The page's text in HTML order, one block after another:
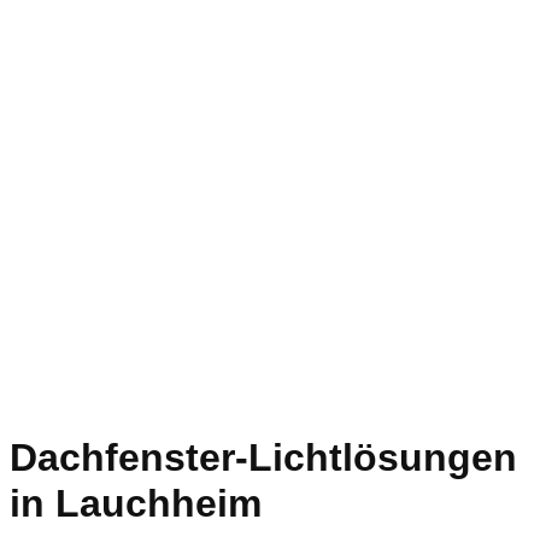
Dachfenster-Lichtlösungen
in Lauchheim